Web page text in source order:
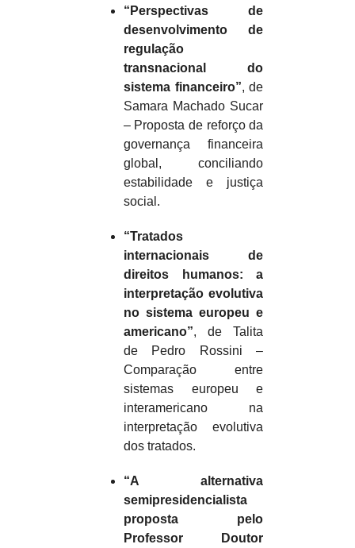
“Perspectivas de
desenvolvimento de
regulação
transnacional do
sistema financeiro”, de
Samara Machado Sucar
– Proposta de reforço da
governança financeira
global, conciliando
estabilidade e justiça
social.
“Tratados
internacionais de
direitos humanos: a
interpretação evolutiva
no sistema europeu e
americano”, de Talita
de Pedro Rossini –
Comparação entre
sistemas europeu e
interamericano na
interpretação evolutiva
dos tratados.
“A alternativa
semipresidencialista
proposta pelo
Professor Doutor